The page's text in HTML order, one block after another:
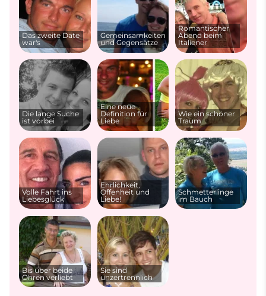
Das zweite Date
war's
Gemeinsamkeiten
und Gegensätze
Romantischer
Abend beim
Italiener
Die lange Suche
ist vorbei
Eine neue
Definition für
Liebe
Wie ein schöner
Traum
Volle Fahrt ins
Liebesglück
Ehrlichkeit,
Offenheit und
Liebe!
Schmetterlinge
im Bauch
Bis über beide
Ohren verliebt
Sie sind
unzertrennlich